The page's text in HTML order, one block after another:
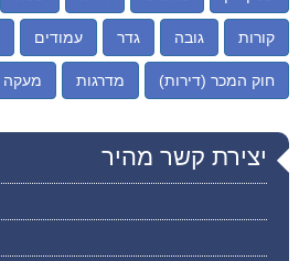
קורות גובה גדר עמודים
חוק המכר (דירות) מדרגות מעקה
יצירת קשר מהיר